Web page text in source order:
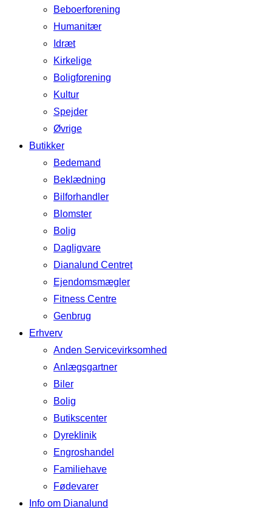
Beboerforening
Humanitær
Idræt
Kirkelige
Boligforening
Kultur
Spejder
Øvrige
Butikker
Bedemand
Beklædning
Bilforhandler
Blomster
Bolig
Dagligvare
Dianalund Centret
Ejendomsmægler
Fitness Centre
Genbrug
Erhverv
Anden Servicevirksomhed
Anlægsgartner
Biler
Bolig
Butikscenter
Dyreklinik
Engroshandel
Familiehave
Fødevarer
Info om Dianalund